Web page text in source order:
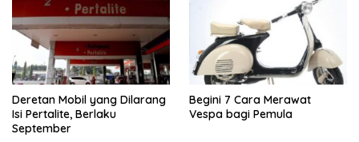
Deretan Mobil yang Dilarang
Isi Pertalite, Berlaku
September
Begini 7 Cara Merawat
Vespa bagi Pemula